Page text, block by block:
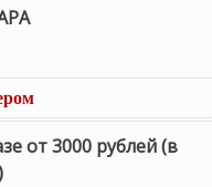
от 3000 рублей (в